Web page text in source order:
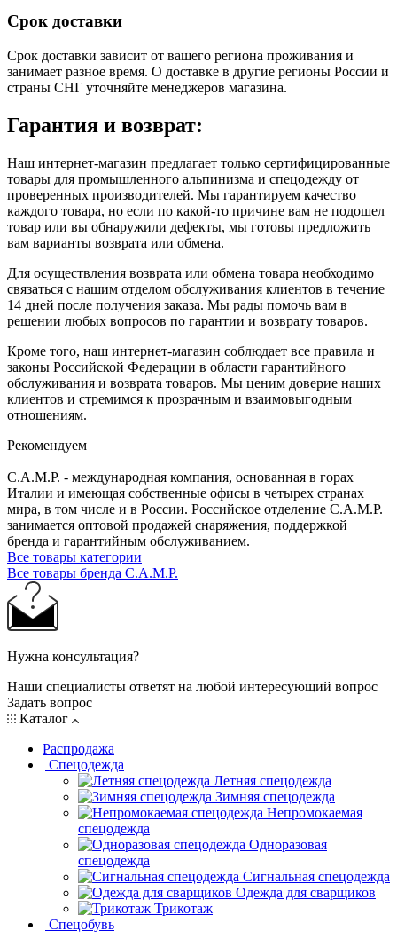
Срок доставки
Срок доставки зависит от вашего региона проживания и
занимает разное время. О доставке в другие регионы России и
страны СНГ уточняйте менеджеров магазина.
Гарантия и возврат:
Наш интернет-магазин предлагает только сертифицированные
товары для промышленного альпинизма и спецодежду от
проверенных производителей. Мы гарантируем качество
каждого товара, но если по какой-то причине вам не подошел
товар или вы обнаружили дефекты, мы готовы предложить
вам варианты возврата или обмена.
Для осуществления возврата или обмена товара необходимо
связаться с нашим отделом обслуживания клиентов в течение
14 дней после получения заказа. Мы рады помочь вам в
решении любых вопросов по гарантии и возврату товаров.
Кроме того, наш интернет-магазин соблюдает все правила и
законы Российской Федерации в области гарантийного
обслуживания и возврата товаров. Мы ценим доверие наших
клиентов и стремимся к прозрачным и взаимовыгодным
отношениям.
Рекомендуем
C.A.M.P. - международная компания, основанная в горах
Италии и имеющая собственные офисы в четырех странах
мира, в том числе и в России. Российское отделение C.A.M.P.
занимается оптовой продажей снаряжения, поддержкой
бренда и гарантийным обслуживанием.
Все товары категории
Все товары бренда C.A.M.P.
Нужна консультация?
Наши специалисты ответят на любой интересующий вопрос
Задать вопрос
Каталог
Распродажа
Спецодежда
Летняя спецодежда
Зимняя спецодежда
Непромокаемая
спецодежда
Одноразовая
спецодежда
Сигнальная спецодежда
Одежда для сварщиков
Трикотаж
Спецобувь